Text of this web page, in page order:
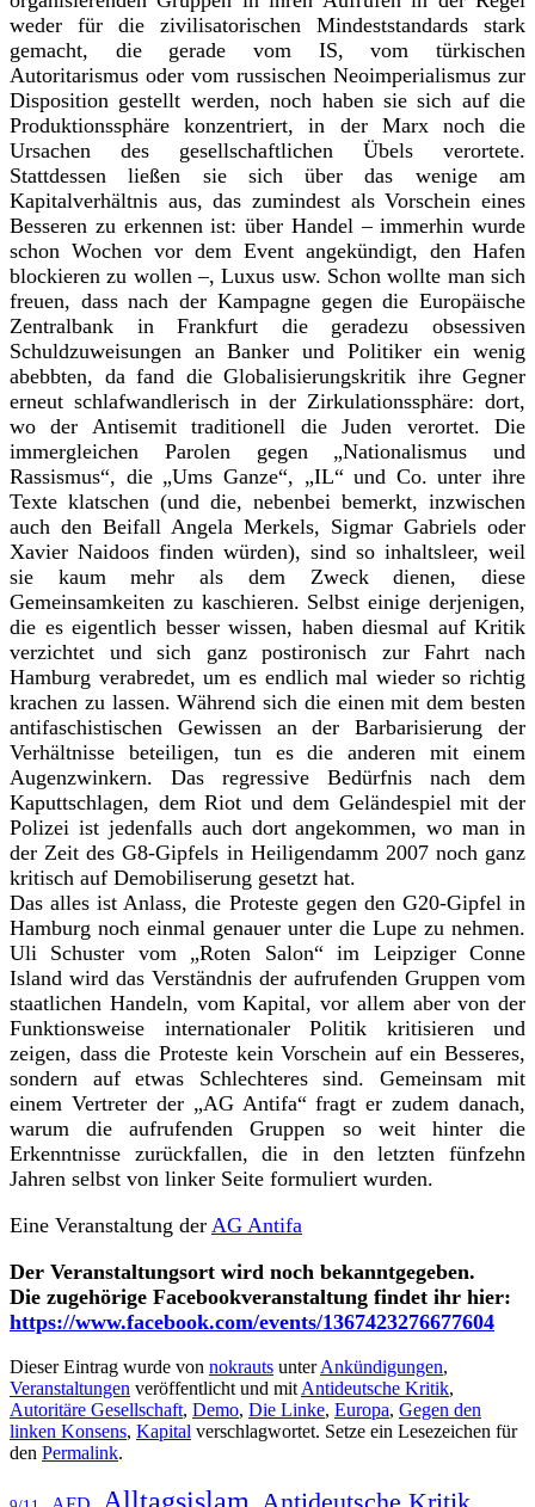
weder für die zivilisatorischen Mindeststandards stark
gemacht, die gerade vom IS, vom türkischen
Autoritarismus oder vom russischen Neoimperialismus zur
Disposition gestellt werden, noch haben sie sich auf die
Produktionssphäre konzentriert, in der Marx noch die
Ursachen des gesellschaftlichen Übels verortete.
Stattdessen ließen sie sich über das wenige am
Kapitalverhältnis aus, das zumindest als Vorschein eines
Besseren zu erkennen ist: über Handel – immerhin wurde
schon Wochen vor dem Event angekündigt, den Hafen
blockieren zu wollen –, Luxus usw. Schon wollte man sich
freuen, dass nach der Kampagne gegen die Europäische
Zentralbank in Frankfurt die geradezu obsessiven
Schuldzuweisungen an Banker und Politiker ein wenig
abebbten, da fand die Globalisierungskritik ihre Gegner
erneut schlafwandlerisch in der Zirkulationssphäre: dort,
wo der Antisemit traditionell die Juden verortet. Die
immergleichen Parolen gegen „Nationalismus und
Rassismus“, die „Ums Ganze“, „IL“ und Co. unter ihre
Texte klatschen (und die, nebenbei bemerkt, inzwischen
auch den Beifall Angela Merkels, Sigmar Gabriels oder
Xavier Naidoos finden würden), sind so inhaltsleer, weil
sie kaum mehr als dem Zweck dienen, diese
Gemeinsamkeiten zu kaschieren. Selbst einige derjenigen,
die es eigentlich besser wissen, haben diesmal auf Kritik
verzichtet und sich ganz postironisch zur Fahrt nach
Hamburg verabredet, um es endlich mal wieder so richtig
krachen zu lassen. Während sich die einen mit dem besten
antifaschistischen Gewissen an der Barbarisierung der
Verhältnisse beteiligen, tun es die anderen mit einem
Augenzwinkern. Das regressive Bedürfnis nach dem
Kaputtschlagen, dem Riot und dem Geländespiel mit der
Polizei ist jedenfalls auch dort angekommen, wo man in
der Zeit des G8-Gipfels in Heiligendamm 2007 noch ganz
kritisch auf Demobiliserung gesetzt hat.
Das alles ist Anlass, die Proteste gegen den G20-Gipfel in
Hamburg noch einmal genauer unter die Lupe zu nehmen.
Uli Schuster vom „Roten Salon“ im Leipziger Conne
Island wird das Verständnis der aufrufenden Gruppen vom
staatlichen Handeln, vom Kapital, vor allem aber von der
Funktionsweise internationaler Politik kritisieren und
zeigen, dass die Proteste kein Vorschein auf ein Besseres,
sondern auf etwas Schlechteres sind. Gemeinsam mit
einem Vertreter der „AG Antifa“ fragt er zudem danach,
warum die aufrufenden Gruppen so weit hinter die
Erkenntnisse zurückfallen, die in den letzten fünfzehn
Jahren selbst von linker Seite formuliert wurden.
Eine Veranstaltung der AG Antifa
Der Veranstaltungsort wird noch bekanntgegeben.
Die zugehörige Facebookveranstaltung findet ihr hier:
https://www.facebook.com/events/1367423276677604
Dieser Eintrag wurde von nokrauts unterAnkündigungen,
Veranstaltungen veröffentlicht und mit Antideutsche Kritik,
Autoritäre Gesellschaft, Demo, Die Linke, Europa, Gegen den
linken Konsens, Kapital verschlagwortet. Setze ein Lesezeichen für
den Permalink.